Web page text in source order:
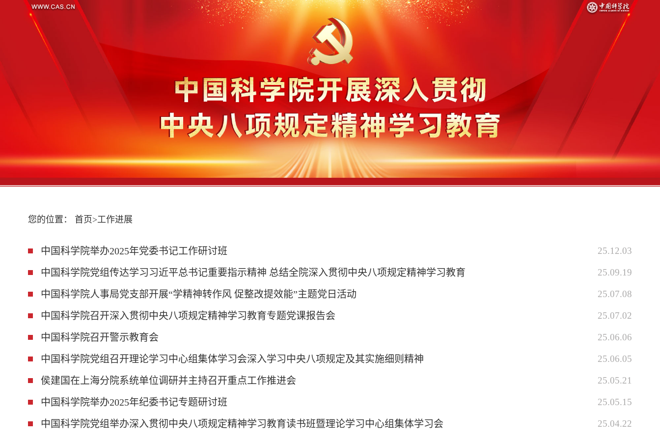
您的位置： 首页>工作进展
25.12.03
中国科学院举办2025年党委书记工作研讨班
25.09.19
中国科学院党组传达学习习近平总书记重要指示精神 总结全院深入贯彻中央八项规定精神学习教育
25.07.08
中国科学院人事局党支部开展“学精神转作风 促整改提效能”主题党日活动
25.07.02
中国科学院召开深入贯彻中央八项规定精神学习教育专题党课报告会
25.06.06
中国科学院召开警示教育会
25.06.05
中国科学院党组召开理论学习中心组集体学习会深入学习中央八项规定及其实施细则精神
25.05.21
侯建国在上海分院系统单位调研并主持召开重点工作推进会
25.05.15
中国科学院举办2025年纪委书记专题研讨班
25.04.22
中国科学院党组举办深入贯彻中央八项规定精神学习教育读书班暨理论学习中心组集体学习会